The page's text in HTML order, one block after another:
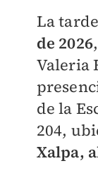
La
de 2026
Valeria
de la
204,
Xalpa,